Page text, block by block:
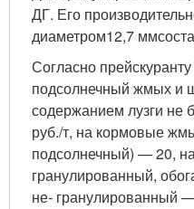
ДГ. Его
диаметром12,7 мм
Согласно
подсолнечный жмых и
содержанием лузги не
руб./т, на кормовые
подсолнечный) — 20,
гранулированный,
не- гранулированный